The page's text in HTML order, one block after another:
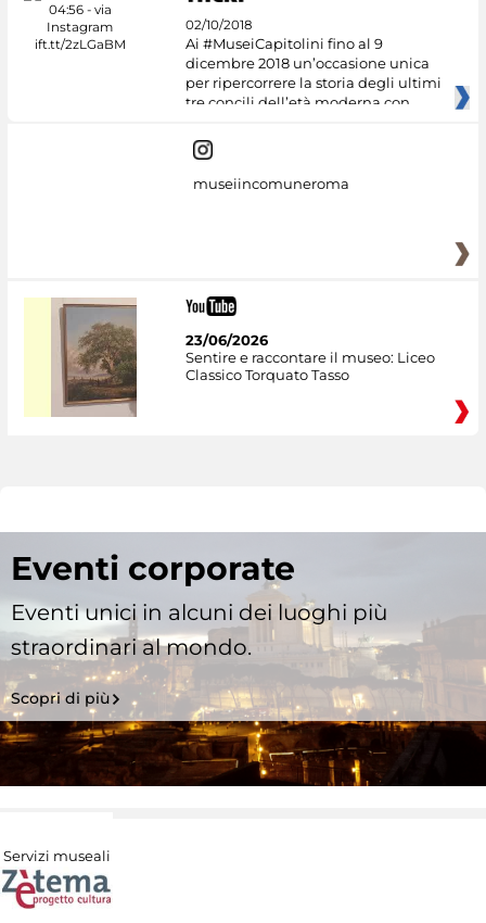
02/10/2018
Ai #MuseiCapitolini fino al 9
dicembre 2018 un’occasione unica
per ripercorrere la storia degli ultimi
tre concili dell’età moderna con
museiincomuneroma
23/06/2026
Sentire e raccontare il museo: Liceo
Classico Torquato Tasso
Eventi corporate
Eventi unici in alcuni dei luoghi più
straordinari al mondo.
Scopri di più
Servizi museali